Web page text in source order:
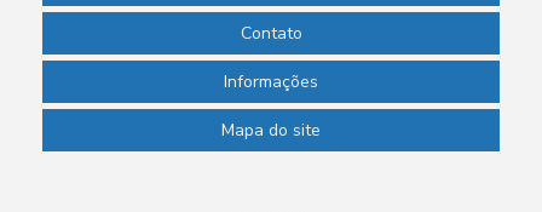
Ponteira para laboratório
Ponteira para micropipeta
Proveta para laboratório
Contato
Informações
Mapa do site